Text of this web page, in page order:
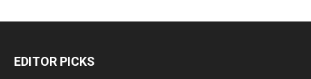
EDITOR PICKS